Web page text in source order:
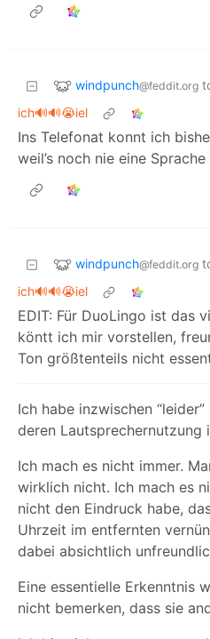
windpunch@feddit.org
ich🔊🔊😭iel
Ins Telefonat konnt ich
weil’s noch nie eine
windpunch@feddit.org
ich🔊🔊😭iel
EDIT: Für DuoLingo ist das
köntt ich mir vorstellen,
Ton größtenteils nicht
Ich habe inzwischen
deren Lautsprechernutzung
Ich mach es nicht immer.
wirklich nicht. Ich mach es
nicht den Eindruck habe,
Uhrzeit im entfernten
dabei absichtlich
Eine essentielle Erkenntnis
nicht bemerken, dass sie